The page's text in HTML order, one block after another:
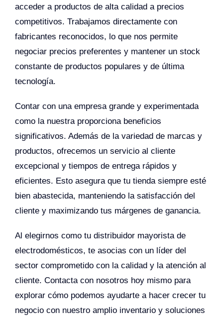
acceder a productos de alta calidad a precios
competitivos. Trabajamos directamente con
fabricantes reconocidos, lo que nos permite
negociar precios preferentes y mantener un stock
constante de productos populares y de última
tecnología.
Contar con una empresa grande y experimentada
como la nuestra proporciona beneficios
significativos. Además de la variedad de marcas y
productos, ofrecemos un servicio al cliente
excepcional y tiempos de entrega rápidos y
eficientes. Esto asegura que tu tienda siempre esté
bien abastecida, manteniendo la satisfacción del
cliente y maximizando tus márgenes de ganancia.
Al elegirnos como tu distribuidor mayorista de
electrodomésticos, te asocias con un líder del
sector comprometido con la calidad y la atención al
cliente. Contacta con nosotros hoy mismo para
explorar cómo podemos ayudarte a hacer crecer tu
negocio con nuestro amplio inventario y soluciones